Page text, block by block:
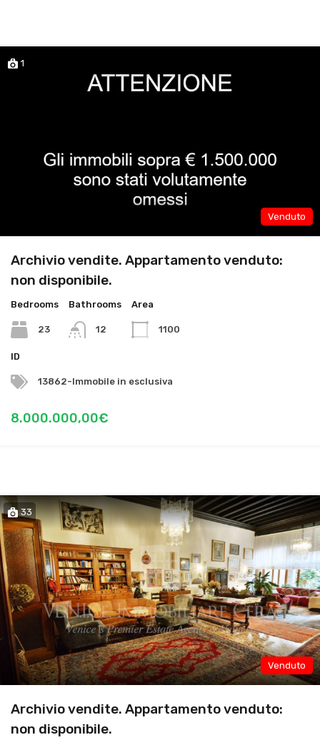
1
Venduto
Archivio vendite. Appartamento venduto:
non disponibile.
Bedrooms
23
Bathrooms
12
Area
1100
ID
13862-Immobile in esclusiva
8.000.000,00€
33
Venduto
Archivio vendite. Appartamento venduto:
non disponibile.